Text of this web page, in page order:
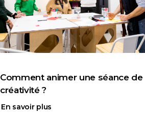
Comment animer une séance de
créativité ?
En savoir plus